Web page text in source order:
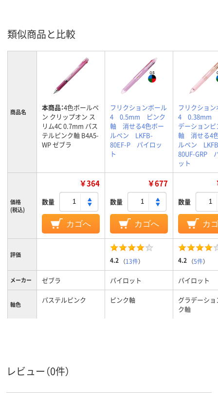
類似商品と比較
商品名 本商品：4色ボールペ
ン クリップオン ス
リム4C 0.7mm パス
テルピンク軸 B4A5-
WP ゼブラ
フリクションボール
4 0.5mm ピンク
軸 消せる4色ボー
ルペン LKFB-
80EF-P パイロッ
ト
フリクショ
4 0.38mm
デーションピ
軸 消せる4
ルペン
80UF-GRP
ット
価格
(税込)
￥364
数量
カゴへ
￥677
数量
カゴへ
数量
カ
評価
4.2 （13件） 4.2 （5件）
メーカー ゼブラ パイロット パイロット
軸色 パステルピンク ピンク軸
グラデーシ
ク軸
インク種
類
油性染料インク
レビュー（0件）